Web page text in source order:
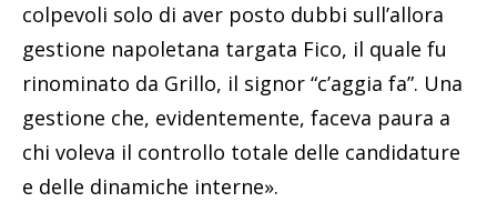
colpevoli solo di aver posto dubbi sull’allora
gestione napoletana targata Fico, il quale fu
rinominato da Grillo, il signor “c’aggia fa”. Una
gestione che, evidentemente, faceva paura a
chi voleva il controllo totale delle candidature
e delle dinamiche interne».